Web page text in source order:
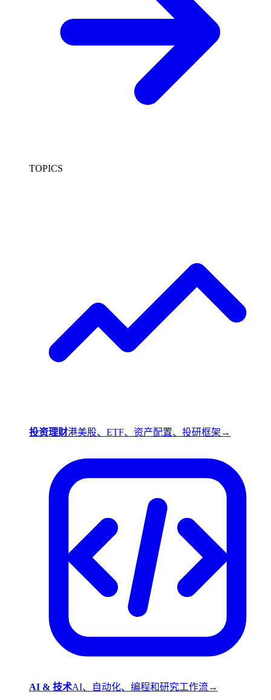
TOPICS
投资理财港美股、ETF、资产配置、投研框架 →
AI & 技术AI、自动化、编程和研究工作流→